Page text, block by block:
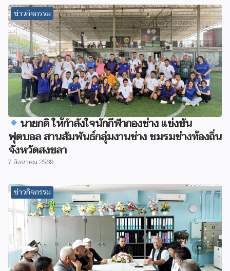
ข่าวกิจกรรม
นายกดิ ให้กำลังใจนักกีฬากองช่าง แข่งขัน
ฟุตบอล สานสัมพันธ์กลุ่มงานช่าง ชมรมช่างท้องถิ่น
จังหวัดสงขลา
7 สิงหาคม 2569
ข่าวกิจกรรม